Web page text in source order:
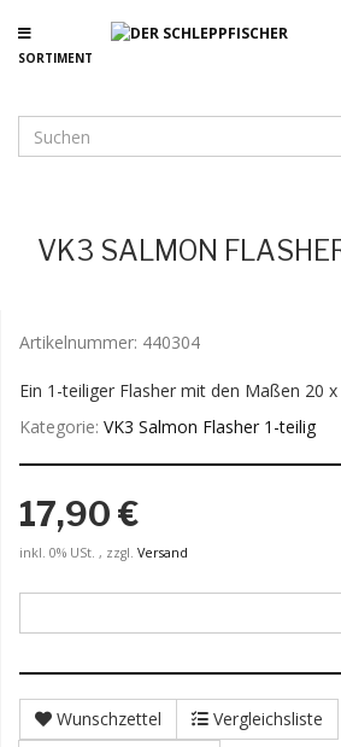
SORTIMENT
VK3 SALMON
Artikelnummer: 440304
Ein 1-teiliger Flasher mit den Maßen 20
Kategorie: VK3 Salmon Flasher 1-teilig
17,90 €
inkl. 0% USt. , zzgl. Versand
Wunschzettel
Vergleichsliste